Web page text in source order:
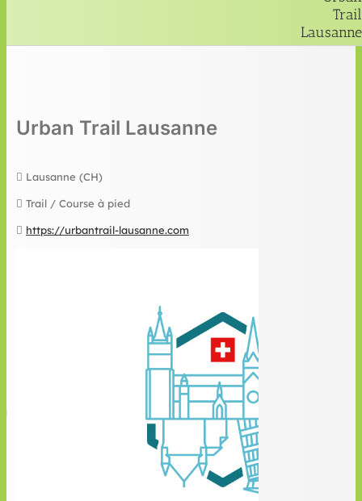
Trail
Lausanne
Urban Trail Lausanne
Lausanne (CH)
Trail / Course à pied
https://urbantrail-lausanne.com